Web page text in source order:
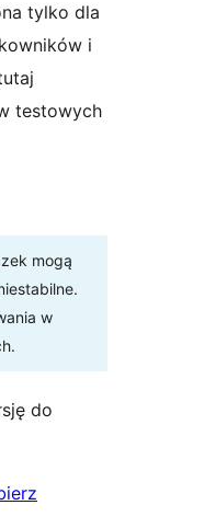
tylko dla
i
testowych
mogą
w
do